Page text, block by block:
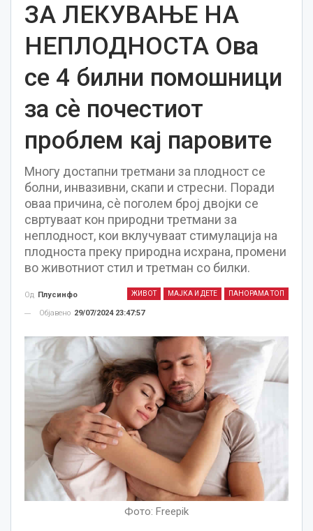
ЗА ЛЕКУВАЊЕ НА
НЕПЛОДНОСТА Ова
се 4 билни помошници
за сѐ почестиот
проблем кај паровите
Многу достапни третмани за плодност се
болни, инвазивни, скапи и стресни. Поради
оваа причина, сè поголем број двојки се
свртуваат кон природни третмани за
неплодност, кои вклучуваат стимулација на
плодноста преку природна исхрана, промени
во животниот стил и третман со билки.
ЖИВОТ МАЈКА И ДЕТЕ ПАНОРАМА ТОП
Од Плусинфо
Објавено 29/07/2024 23:47:57
Фото: Freepik